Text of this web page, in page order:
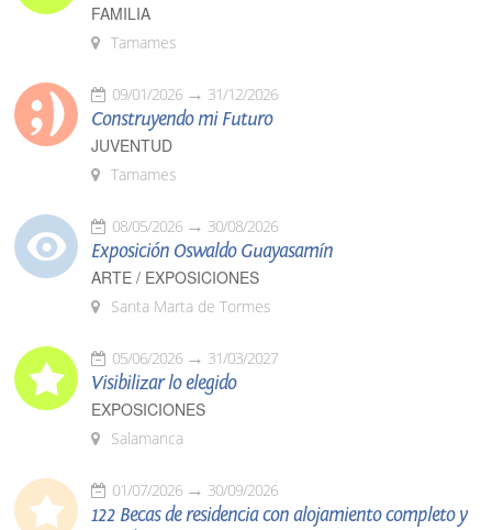
FAMILIA
Tamames
09/01/2026 31/12/2026
Construyendo mi Futuro
JUVENTUD
Tamames
08/05/2026 30/08/2026
Exposición Oswaldo Guayasamín
ARTE / EXPOSICIONES
Santa Marta de Tormes
05/06/2026 31/03/2027
Visibilizar lo elegido
EXPOSICIONES
Salamanca
01/07/2026 30/09/2026
122 Becas de residencia con alojamiento completo y